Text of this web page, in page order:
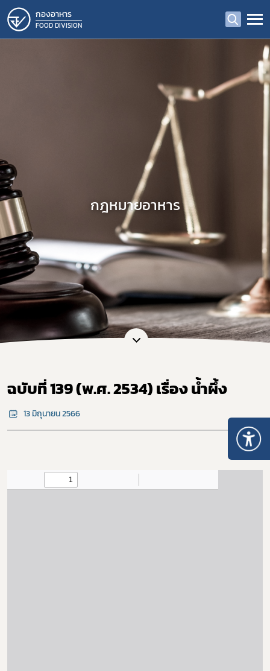
กองอาหาร
FOOD DIVISION
กฎหมายอาหาร
ฉบับที่ 139 (พ.ศ. 2534) เรื่อง น้ำผึ้ง
13 มิถุนายน 2566